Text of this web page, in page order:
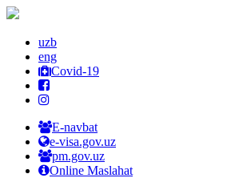
uzb
eng
Covid-19
E-navbat
e-visa.gov.uz
pm.gov.uz
Online Maslahat